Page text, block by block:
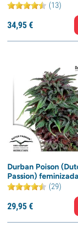
(13)
34,95€
Durban Poison
Passion) feminizada
(29)
29,95€